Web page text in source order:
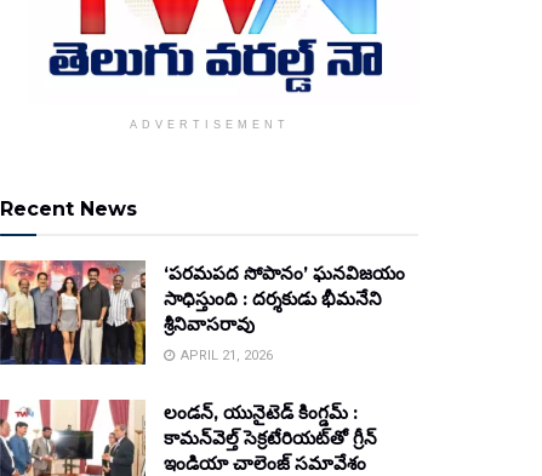
ADVERTISEMENT
Recent News
‘పరమపద సోపానం’ ఘనవిజయం
సాధిస్తుంది : దర్శకుడు భీమనేని
శ్రీనివాసరావు
APRIL 21, 2026
లండన్, యునైటెడ్ కింగ్డమ్ :
కామన్‌వెల్త్ సెక్రటేరియట్‌తో గ్రీన్
ఇండియా చాలెంజ్ సమావేశం